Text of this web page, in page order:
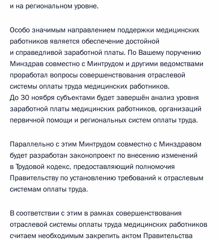
и на региональном уровне.
Особо значимым направлением поддержки медицинских
работников является обеспечение достойной
и справедливой заработной платы. По Вашему поручению
Минздрав совместно с Минтрудом и другими ведомствами
проработал вопросы совершенствования отраслевой
системы оплаты труда медицинских работников.
До 30 ноября субъектами будет завершён анализ уровня
заработной платы медицинских работников, организаций
первичной помощи и региональных систем оплаты труда.
Параллельно с этим Минтрудом совместно с Минздравом
будет разработан законопроект по внесению изменений
в Трудовой кодекс, предоставляющий полномочия
Правительству по установлению требований к отраслевым
системам оплаты труда.
В соответствии с этим в рамках совершенствования
отраслевой системы оплаты труда медицинских работников
считаем необходимым закрепить актом Правительства